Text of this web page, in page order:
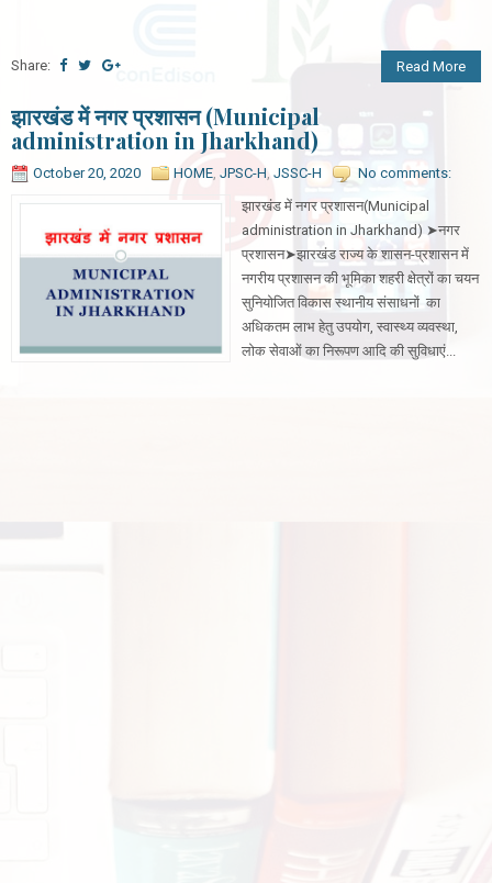
Share: Read More
झारखंड में नगर प्रशासन (Municipal
administration in Jharkhand)
October 20, 2020 HOME, JPSC-H, JSSC-H
No comments:
झारखंड में नगर प्रशासन(Municipal
administration in Jharkhand) ➤नगर
प्रशासन➤झारखंड राज्य के शासन-प्रशासन में
नगरीय प्रशासन की भूमिका शहरी क्षेत्रों का चयन
सुनियोजित विकास स्थानीय संसाधनों का
अधिकतम लाभ हेतु उपयोग, स्वास्थ्य व्यवस्था,
लोक सेवाओं का निरूपण आदि की सुविधाएं...